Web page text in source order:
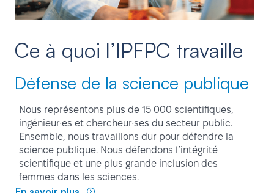
Ce à quoi l’IPFPC travaille
Défense de la science publique
Nous représentons plus de 15 000 scientifiques,
ingénieur·es et chercheur·ses du secteur public.
Ensemble, nous travaillons dur pour défendre la
science publique. Nous défendons l’intégrité
scientifique et une plus grande inclusion des
femmes dans les sciences.